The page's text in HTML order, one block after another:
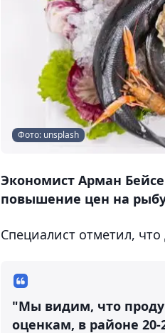
Фото: unsplash
Экономист Арман
повышение цен на
Специалист отметил,
"Мы видим, что
оценкам, в районе